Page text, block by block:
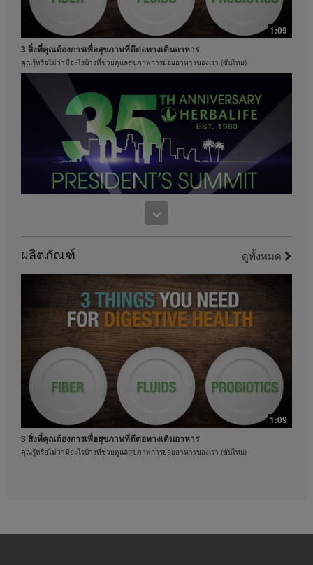
ทุกคนควรจะปรึกษาแพทย์ของตนเองก่อนเริ่มโปรแกรม
ควบคุมน้ำหนักใดๆ ผลิตภัณฑ์เฮอร์บาไลฟ์สามารถส่ง
เสริมการดูแลและการควบคุมน้ำหนักเมื่อใช้เป็นส่วนหนึ่ง
ร่วมกับการควบคุมอาหารเท่านั้น แม้ว่าผลิตภัณฑ์บาง
ชนิดของเฮอร์บาไลฟ์อาจเหมาะที่จะนำมาใช้ทดแทนส่วน
หนึ่งของอาหารประจำวันของพวกเขา แต่ก็ไม่ควรถูกนำ
มาใช้ทดแทนการรับประทานอาหารทั้งหมดของบุคคลใดๆ
และควรรับประทานอาหารประจำวันให้เพียงพออย่าง
น้อยหนึ่งมื้อ
วิดีโอจะมีอยู่เฉพาะในคลังวิดีโอของเฮอร์บาไลฟ์เท่านั้น
ซึ่งเป็นกรรมสิทธิ์ของและดูแลจัดการโดยเฮอร์บาไลฟ์
อินเตอร์เนชั่นแนล ออฟ อเมริกา อิงค์ คุณสามารถรับชม
วิดีโอ และหากวิดีโออนุญาตให้ดาวน์โหลดได้ คุณ
สามารถทำซ้ำและเผยแพร่วิดีโอในรูปแบบที่ครบถ้วนเพื่อ
วัตถุประสงค์ในการส่งเสริมธุรกิจเฮอร์บาไลฟ์ของคุณหรือ
ผลิตภัณฑ์เฮอร์บาไลฟ์เท่านั้น อย่างไรก็ตาม คุณไม่
สามารถจำหน่ายหรือแสวงหากำไรจากการทำสำเนาและ
จัดจำหน่ายวิดีโอ การใช้รูปภาพ เสียง คำบรรยาย หรือ
บัญชีที่อยู่ในวิดีโอโดยไม่ได้รับความยินยอมเป็นลาย
ลักษณ์อักษรอย่างชัดเจนจาก เฮอร์บาไลฟ์ อินเตอร์
เคร่งครัด เฮอร์บาไลฟ์อาจขอให้คุณหยุดการใช้งานวิดีโอ
1:15
เฮอร์บาไลฟ์ครองอันดับหนึ่งของโลกในด้านเชคโปรตีน
ค้นหาคำตอบว่าทำไมเชคเฮอร์บาไลฟ์จึงอร่อย
ออกกำลังกายด้วยท่าบริหารแบบผสม
3 วิธีดูแลสุขภาพหัวใจ
1:09
3 สิ่งที่คุณต้องการเพื่อสุขภาพที่ดีต่อทางเดินอาหาร
คุณรู้หรือไม่ว่ามีอะไรบ้างที่ช่วยดูแลสุขภาพการย่อยอาหารของเรา (ซับไทย)
งานฉลองครบรอบ 35 ปี ของเพรสซิเด้นท์ ทีม ซัมมิท
เป็นส่วนหนึ่งของการเฉลิมฉลอง
ผลิตภัณฑ์ ดูทั้งหมด
1:09
3 สิ่งที่คุณต้องการเพื่อสุขภาพที่ดีต่อทางเดินอาหาร
คุณรู้หรือไม่ว่ามีอะไรบ้างที่ช่วยดูแลสุขภาพการย่อยอาหารของเรา (ซับไทย)